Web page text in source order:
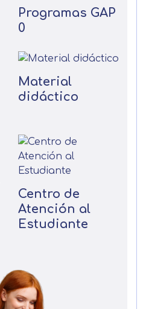
Programas GAP
0
Material
didáctico
Centro de
Atención al
Estudiante